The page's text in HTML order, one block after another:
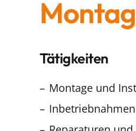
Tätigkeiten
Montage und